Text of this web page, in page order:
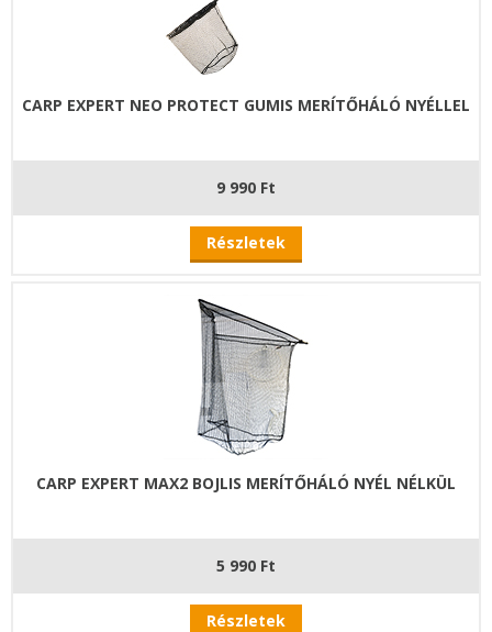
CARP EXPERT NEO PROTECT GUMIS MERÍTŐHÁLÓ NYÉLLEL
9 990 Ft
Részletek
CARP EXPERT MAX2 BOJLIS MERÍTŐHÁLÓ NYÉL NÉLKÜL
5 990 Ft
Részletek